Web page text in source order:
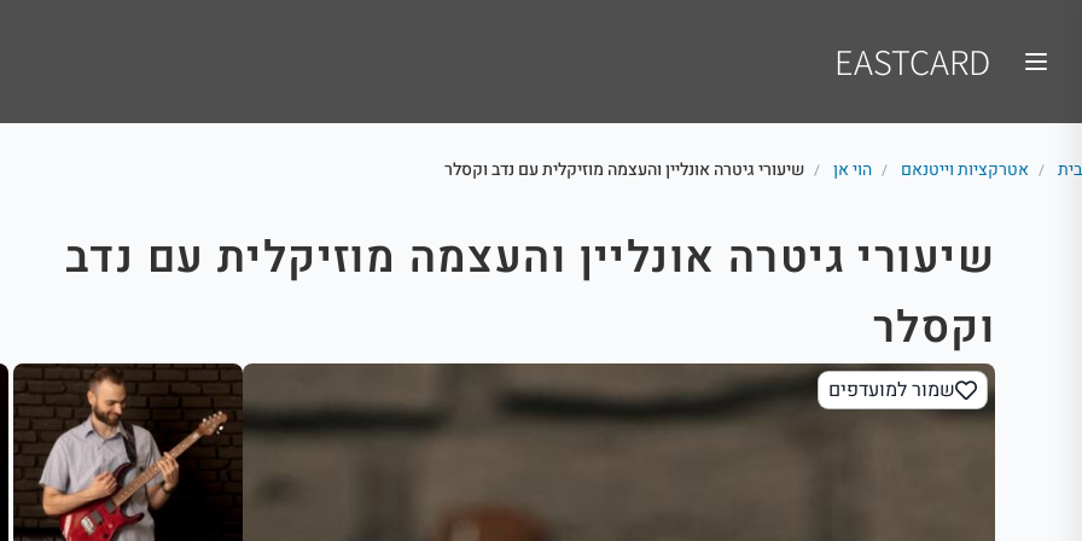
EASTCARD
בית / אטרקציות וייטנאם / הוי אן / שיעורי גיטרה אונליין והעצמה מוזיקלית עם נדב וקסלר
שיעורי גיטרה אונליין והעצמה מוזיקלית עם נדב
וקסלר
שמור למועדפים